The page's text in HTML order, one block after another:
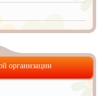
организации